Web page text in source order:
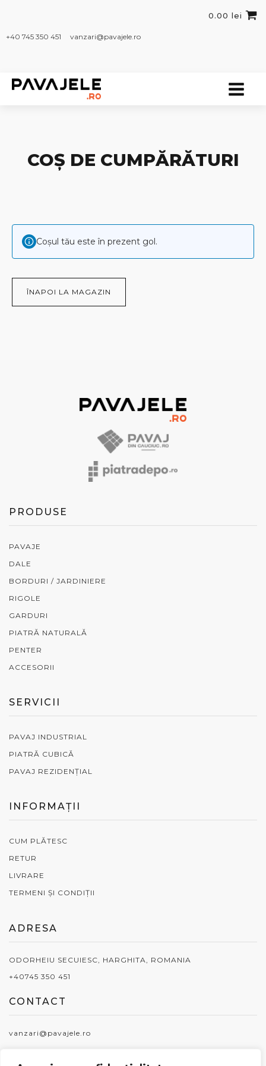
+40 745 350 451​ vanzari@pavajele.ro
0.00 lei
COȘ DE CUMPĂRĂTURI
Coșul tău este în prezent gol.
ÎNAPOI LA MAGAZIN
PRODUSE
PAVAJE
DALE
BORDURI / JARDINIERE
RIGOLE
GARDURI
PIATRĂ NATURALĂ
PENTER
ACCESORII
SERVICII
PAVAJ INDUSTRIAL
PIATRĂ CUBICĂ
PAVAJ REZIDENȚIAL
INFORMAȚII
CUM PLĂTESC
RETUR
LIVRARE
TERMENI ȘI CONDIȚII
ADRESA
ODORHEIU SECUIESC, HARGHITA, ROMANIA
+40745 350 451
CONTACT
vanzari@pavajele.ro
PROGRAM DE LUCRU